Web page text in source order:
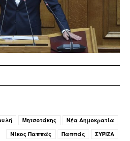
Μητσοτάκης
Νέα Δημοκρατία
Νίκος Παππάς
Παππάς ΣΥΡΙΖΑ